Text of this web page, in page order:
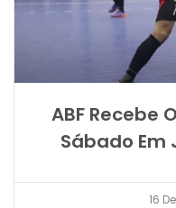
ABF Recebe
Sábado Em
16